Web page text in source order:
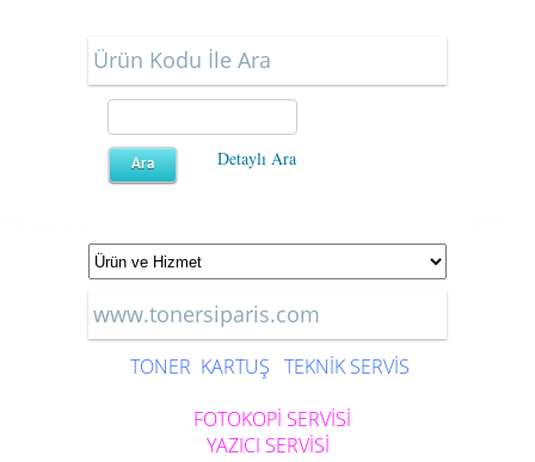
Ürün Kodu İle Ara
Detaylı Ara
www.tonersiparis.com
TONER KARTUŞ TEKNİK SERVİS
FOTOKOPİ SERVİSİ
YAZICI SERVİSİ